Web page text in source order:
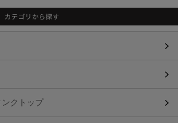
クトップ